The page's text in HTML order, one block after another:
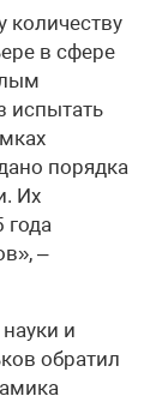
в сфере
испытать
порядка
Их
года
–
и
обратил